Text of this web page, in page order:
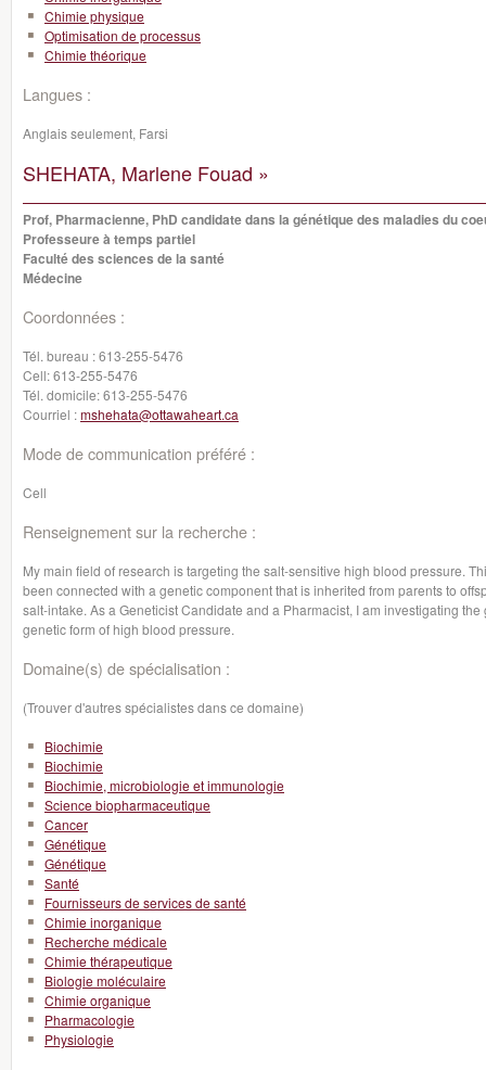
Chimie physique
Optimisation de processus
Chimie théorique
Langues :
Anglais seulement, Farsi
SHEHATA, Marlene Fouad »
Prof, Pharmacienne, PhD candidate dans la génétique des maladies du
Professeure à temps partiel
Faculté des sciences de la santé
Médecine
Coordonnées :
Tél. bureau :613-255-5476
Cell:613-255-5476
Tél. domicile:613-255-5476
Courriel :mshehata@ottawaheart.ca
Mode de communication préféré :
Cell
Renseignement sur la recherche :
My main field of research is targeting the salt-sensitive high blood pressure.
been connected with a genetic component that is inherited from parents to
salt-intake. As a Geneticist Candidate and a Pharmacist, I am investigating
genetic form of high blood pressure.
Domaine(s) de spécialisation :
(Trouver d'autres spécialistes dans ce domaine)
Biochimie
Biochimie
Biochimie, microbiologie et immunologie
Science biopharmaceutique
Cancer
Génétique
Génétique
Santé
Fournisseurs de services de santé
Chimie inorganique
Recherche médicale
Chimie thérapeutique
Biologie moléculaire
Chimie organique
Pharmacologie
Physiologie